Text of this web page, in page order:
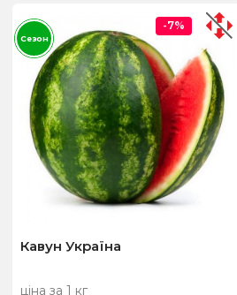
Кавун Україна
ціна за 1 кг
-7%
Сезон